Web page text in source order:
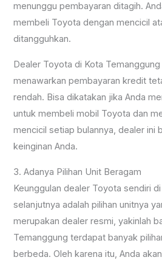
menunggu pembayaran ditagih.
membeli Toyota dengan mencicil
ditangguhkan.
Dealer Toyota di Kota Temanggung
menawarkan pembayaran kredit
rendah. Bisa dikatakan jika Anda
untuk membeli mobil Toyota dan
mencicil setiap bulannya, dealer ini
keinginan Anda.
3. Adanya Pilihan Unit Beragam
Keunggulan dealer Toyota sendiri
selanjutnya adalah pilihan unitnya
merupakan dealer resmi, yakinlah
Temanggung terdapat banyak
berbeda. Oleh karena itu, Anda